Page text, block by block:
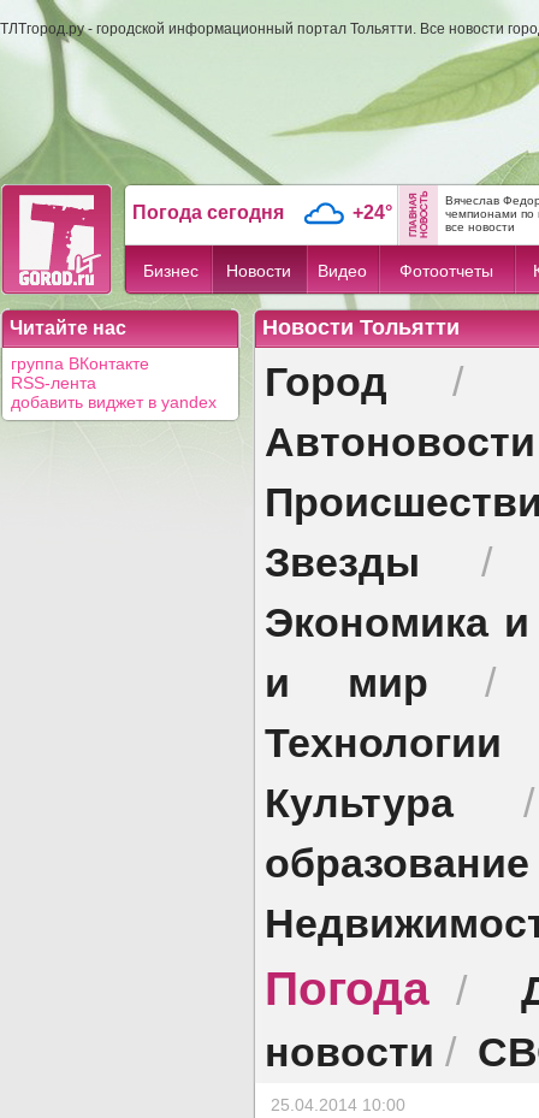
ТЛТгород.ру - городской информационный портал Тольятти. Все новости
Погода сегодня +24°
Вячеслав
чемпионами по
все новости
Бизнес Новости Видео Фотоотчеты
Читайте нас
группа ВКонтакте
RSS-лента
добавить виджет в yandex
Новости Тольятти
Город /
Автоновости
Звезды
Экономика
и мир
Технологии
Культура
образование
Погода /
новости /
25.04.2014 10:00